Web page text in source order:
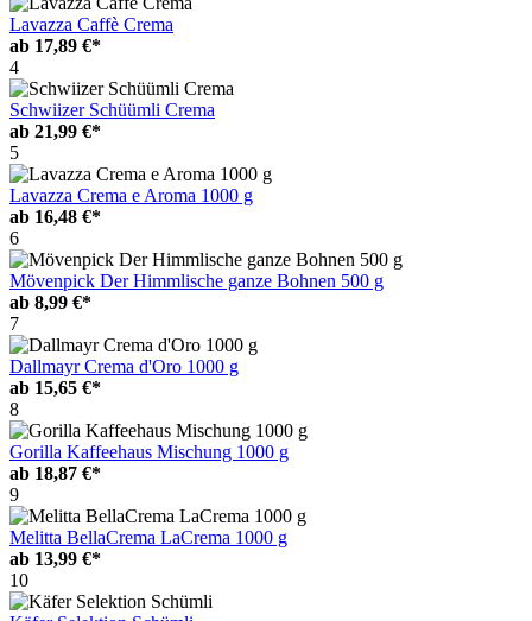
Lavazza Caffè Crema
ab 17,89 €*
4
Schwiizer Schüümli Crema
ab 21,99 €*
5
Lavazza Crema e Aroma 1000 g
ab 16,48 €*
6
Mövenpick Der Himmlische ganze Bohnen 500 g
ab 8,99 €*
7
Dallmayr Crema d'Oro 1000 g
ab 15,65 €*
8
Gorilla Kaffeehaus Mischung 1000 g
ab 18,87 €*
9
Melitta BellaCrema LaCrema 1000 g
ab 13,99 €*
10